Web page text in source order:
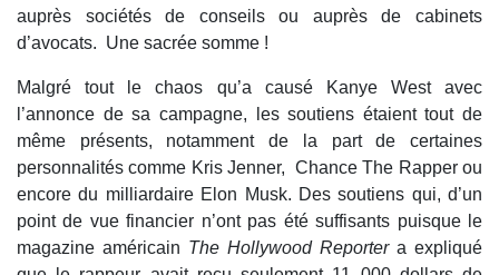
auprès sociétés de conseils ou auprès de cabinets
d’avocats. Une sacrée somme !
Malgré tout le chaos qu’a causé Kanye West avec
l’annonce de sa campagne, les soutiens étaient tout de
même présents, notamment de la part de certaines
personnalités comme Kris Jenner, Chance The Rapper ou
encore du milliardaire Elon Musk. Des soutiens qui, d’un
point de vue financier n’ont pas été suffisants puisque le
magazine américain The Hollywood Reportera expliqué